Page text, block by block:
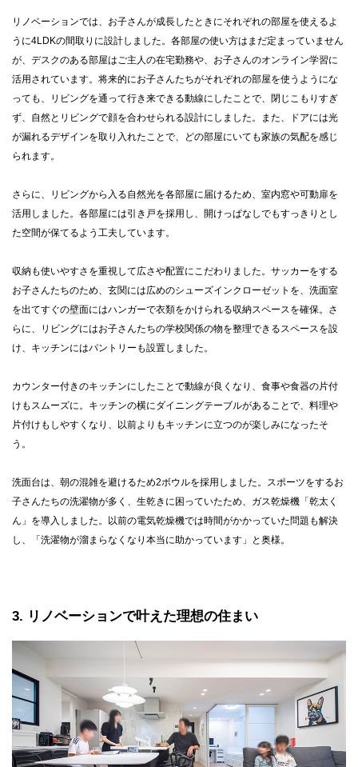
リノベーションでは、お子さんが成長したときにそれぞれの部屋を使えるよ
うに4LDKの間取りに設計しました。各部屋の使い方はまだ定まっていません
が、デスクのある部屋はご主人の在宅勤務や、お子さんのオンライン学習に
活用されています。将来的にお子さんたちがそれぞれの部屋を使うようにな
っても、リビングを通って行き来できる動線にしたことで、閉じこもりすぎ
ず、自然とリビングで顔を合わせられる設計にしました。また、ドアには光
が漏れるデザインを取り入れたことで、どの部屋にいても家族の気配を感じ
られます。
さらに、リビングから入る自然光を各部屋に届けるため、室内窓や可動扉を
活用しました。各部屋には引き戸を採用し、開けっぱなしでもすっきりとし
た空間が保てるよう工夫しています。
収納も使いやすさを重視して広さや配置にこだわりました。サッカーをする
お子さんたちのため、玄関には広めのシューズインクローゼットを、洗面室
を出てすぐの壁面にはハンガーで衣類をかけられる収納スペースを確保。さ
らに、リビングにはお子さんたちの学校関係の物を整理できるスペースを設
け、キッチンにはパントリーも設置しました。
カウンター付きのキッチンにしたことで動線が良くなり、食事や食器の片付
けもスムーズに。キッチンの横にダイニングテーブルがあることで、料理や
片付けもしやすくなり、以前よりもキッチンに立つのが楽しみになったそ
う。
洗面台は、朝の混雑を避けるため2ボウルを採用しました。スポーツをするお
子さんたちの洗濯物が多く、生乾きに困っていたため、ガス乾燥機「乾太く
ん」を導入しました。以前の電気乾燥機では時間がかかっていた問題も解決
し、「洗濯物が溜まらなくなり本当に助かっています」と奥様。
3 リノベーションで叶えた理想の住まい